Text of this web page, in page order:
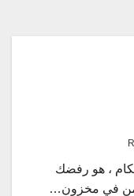
، هو رفضك
في مخزون…